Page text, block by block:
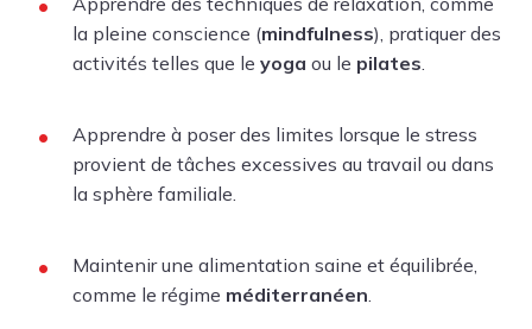
la pleine conscience (mindfulness), pratiquer des
activités telles que le yoga ou le pilates
Apprendre à poser des limites lorsque le stress
provient de tâches excessives au travail ou dans
la sphère familiale.
Maintenir une alimentation saine et équilibrée,
comme le régime méditerranéen